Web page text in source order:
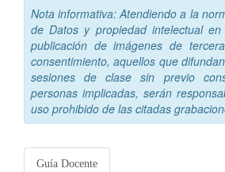
Nota informativa: Atendiendo a la
de Datos y propiedad intelectual
publicación de imágenes de
consentimiento, aquellos que
sesiones de clase sin previo
personas implicadas, serán
uso prohibido de las citadas
Guía Docente